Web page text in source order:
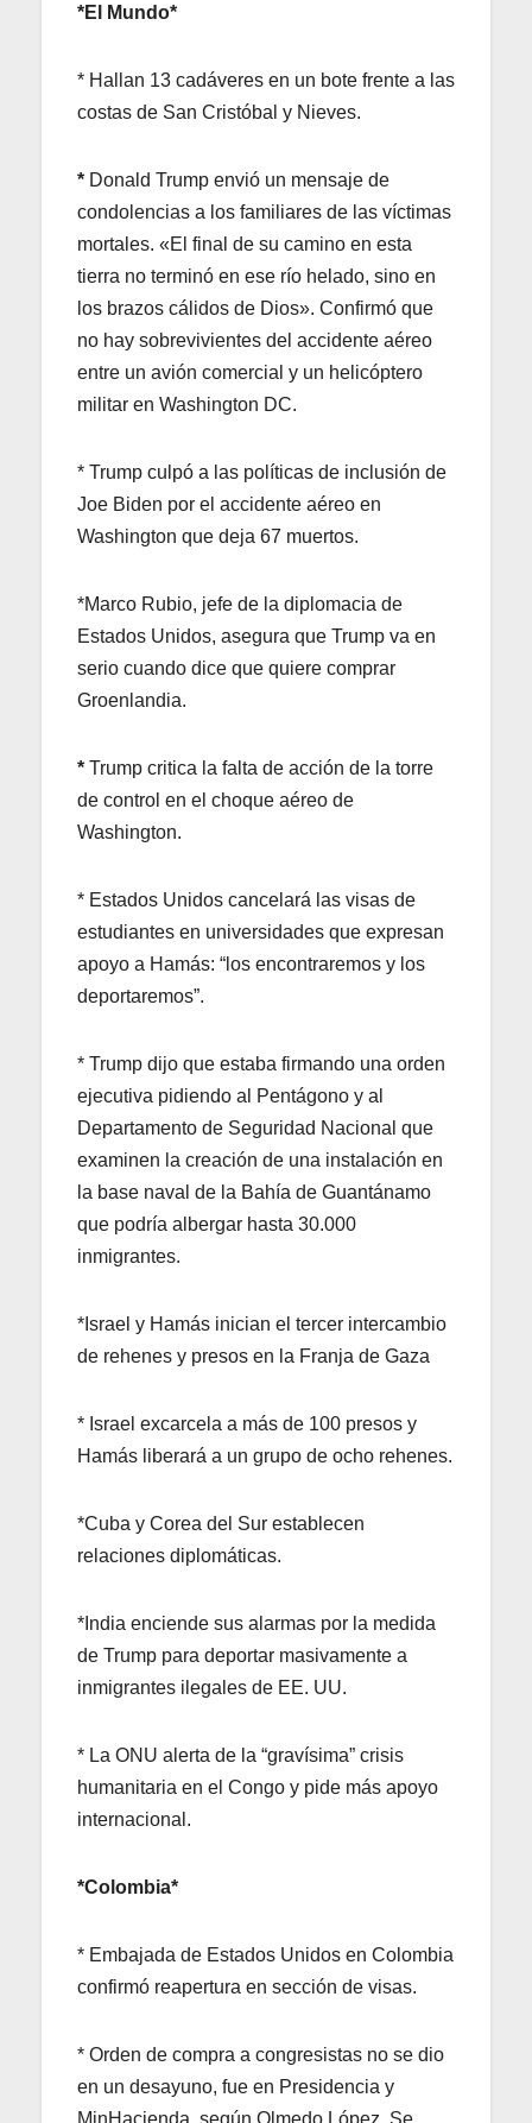
*El Mundo*
* Hallan 13 cadáveres en un bote frente a las
costas de San Cristóbal y Nieves.
* Donald Trump envió un mensaje de
condolencias a los familiares de las víctimas
mortales. «El final de su camino en esta
tierra no terminó en ese río helado, sino en
los brazos cálidos de Dios». Confirmó que
no hay sobrevivientes del accidente aéreo
entre un avión comercial y un helicóptero
militar en Washington DC.
* Trump culpó a las políticas de inclusión de
Joe Biden por el accidente aéreo en
Washington que deja 67 muertos.
*Marco Rubio, jefe de la diplomacia de
Estados Unidos, asegura que Trump va en
serio cuando dice que quiere comprar
Groenlandia.
* Trump critica la falta de acción de la torre
de control en el choque aéreo de
Washington.
* Estados Unidos cancelará las visas de
estudiantes en universidades que expresan
apoyo a Hamás: “los encontraremos y los
deportaremos”.
* Trump dijo que estaba firmando una orden
ejecutiva pidiendo al Pentágono y al
Departamento de Seguridad Nacional que
examinen la creación de una instalación en
la base naval de la Bahía de Guantánamo
que podría albergar hasta 30.000
inmigrantes.
*Israel y Hamás inician el tercer intercambio
de rehenes y presos en la Franja de Gaza
* Israel excarcela a más de 100 presos y
Hamás liberará a un grupo de ocho rehenes.
*Cuba y Corea del Sur establecen
relaciones diplomáticas.
*India enciende sus alarmas por la medida
de Trump para deportar masivamente a
inmigrantes ilegales de EE. UU.
* La ONU alerta de la “gravísima” crisis
humanitaria en el Congo y pide más apoyo
internacional.
*Colombia*
* Embajada de Estados Unidos en Colombia
confirmó reapertura en sección de visas.
* Orden de compra a congresistas no se dio
en un desayuno, fue en Presidencia y
MinHacienda, según Olmedo López. Se